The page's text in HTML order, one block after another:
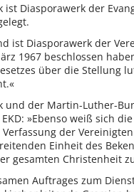
ist Diasporawerk der
ist Diasporawerk der
1967 beschlossen
über die Stellung
und der Martin-Luther-
»Ebenso weiß sich
der
Einheit des
gesamten Christenheit
Auftrages zum